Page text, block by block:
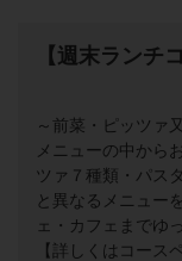
【週末ラン
～前菜・ピッツァ
メニューの中から
ツァ７種類・パス
と異なるメニュー
ェ・カフェまでゆ
【詳しくはコース